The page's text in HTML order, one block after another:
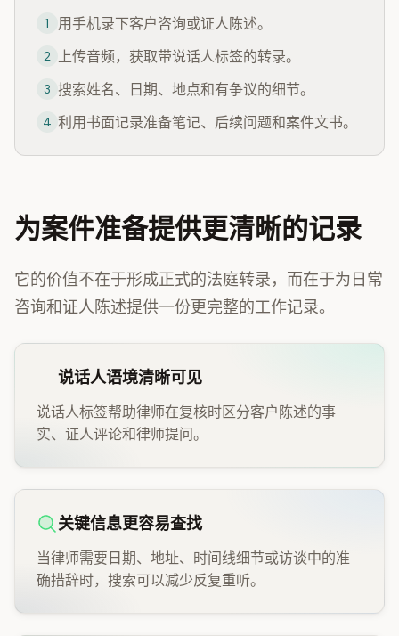
1 用手机录下客户咨询或证人陈述。
2 上传音频，获取带说话人标签的转录。
3 搜索姓名、日期、地点和有争议的细节。
4 利用书面记录准备笔记、后续问题和案件文书。
为案件准备提供更清晰的记录
它的价值不在于形成正式的法庭转录，而在于为日常
咨询和证人陈述提供一份更完整的工作记录。
说话人语境清晰可见
说话人标签帮助律师在复核时区分客户陈述的事
实、证人评论和律师提问。
关键信息更容易查找
当律师需要日期、地址、时间线细节或访谈中的准
确措辞时，搜索可以减少反复重听。